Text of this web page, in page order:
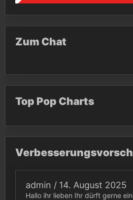
Zum Chat
Top Pop Charts
admin / 14. August 2025
Hallo ihr lieben Ihr dürft gerne